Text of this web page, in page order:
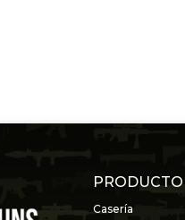
PRODUCTO
Casería